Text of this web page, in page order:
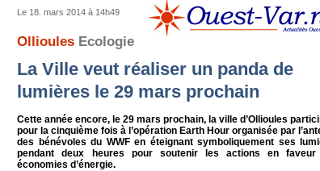
Le 18. mars 2014 à 14h49
Ollioules Ecologie
La Ville veut réaliser un panda de
lumières le 29 mars prochain
Cette année encore, le 29 mars prochain, la ville d’Ollioules
pour la cinquième fois à l’opération Earth Hour organisée par
des bénévoles du WWF en éteignant symboliquement ses
pendant deux heures pour soutenir les actions en faveur
économies d’énergie.